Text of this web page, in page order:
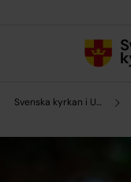
Svenska kyrkan i Uddevalla